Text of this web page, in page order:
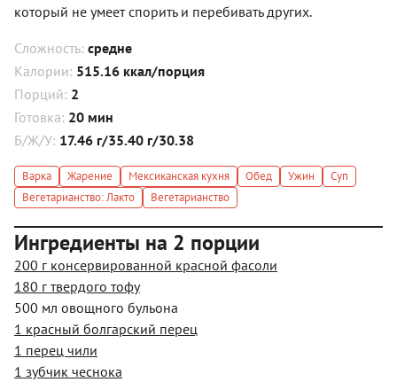
который не умеет спорить и перебивать других.
Сложность: средне
Калории: 515.16 ккал/порция
Порций: 2
Готовка: 20 мин
Б/Ж/У: 17.46 г/35.40 г/30.38
Варка Жарение Мексиканская кухня Обед Ужин
Суп
Вегетарианство: Лакто
Вегетарианство
Ингредиенты на 2 порции
200 г консервированной красной фасоли
180 г твердого тофу
500 мл овощного бульона
1 красный болгарский перец
1 перец чили
1 зубчик чеснока